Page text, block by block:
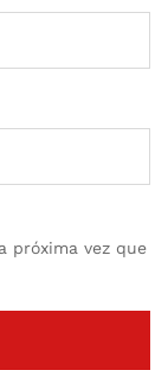
próxima vez que